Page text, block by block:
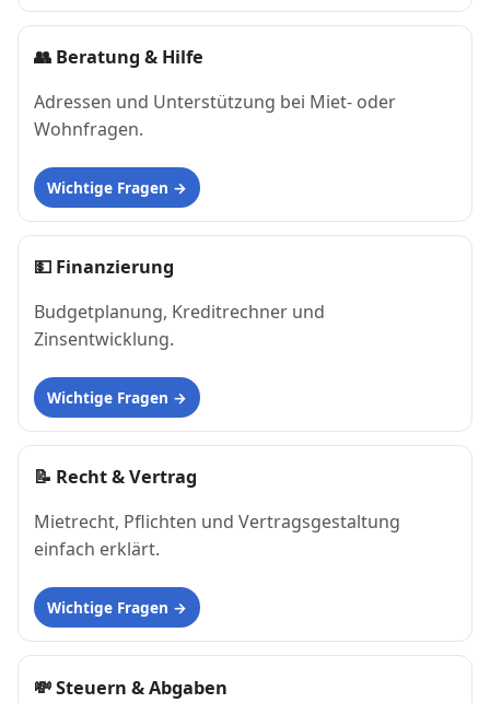
👥 Beratung & Hilfe
Adressen und Unterstützung bei Miet- oder
Wohnfragen.
Wichtige Fragen
💵 Finanzierung
Budgetplanung, Kreditrechner und
Zinsentwicklung.
Wichtige Fragen
📝 Recht & Vertrag
Mietrecht, Pflichten und Vertragsgestaltung
einfach erklärt.
Wichtige Fragen
💸Steuern & Abgaben